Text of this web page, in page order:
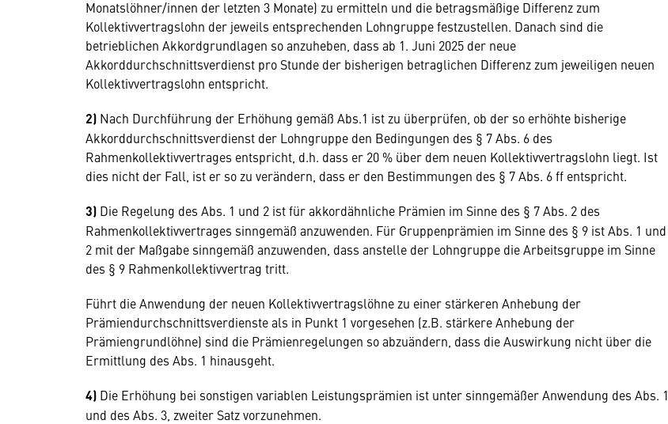
Monatslöhner/innen der letzten 3 Monate) zu ermitteln und die betragsmäßige Differenz zum
Kollektivvertragslohn der jeweils entsprechenden Lohngruppe festzustellen. Danach sind die
betrieblichen Akkordgrundlagen so anzuheben, dass ab 1. Juni 2025 der neue
Akkorddurchschnittsverdienst pro Stunde der bisherigen betraglichen Differenz zum jeweiligen neuen
Kollektivvertragslohn entspricht.
2) Nach Durchführung der Erhöhung gemäß Abs.1 ist zu überprüfen, ob der so erhöhte bisherige
Akkorddurchschnittsverdienst der Lohngruppe den Bedingungen des § 7 Abs. 6 des
Rahmenkollektivvertrages entspricht, d.h. dass er 20 % über dem neuen Kollektivvertragslohn liegt. Ist
dies nicht der Fall, ist er so zu verändern, dass er den Bestimmungen des § 7 Abs. 6 ff entspricht.
3) Die Regelung des Abs. 1 und 2 ist für akkordähnliche Prämien im Sinne des § 7 Abs. 2 des
Rahmenkollektivvertrages sinngemäß anzuwenden. Für Gruppenprämien im Sinne des § 9 ist Abs. 1 und
2 mit der Maßgabe sinngemäß anzuwenden, dass anstelle der Lohngruppe die Arbeitsgruppe im Sinne
des § 9 Rahmenkollektivvertrag tritt.
Führt die Anwendung der neuen Kollektivvertragslöhne zu einer stärkeren Anhebung der
Prämiendurchschnittsverdienste als in Punkt 1 vorgesehen (z.B. stärkere Anhebung der
Prämiengrundlöhne) sind die Prämienregelungen so abzuändern, dass die Auswirkung nicht über die
Ermittlung des Abs. 1 hinausgeht.
4) Die Erhöhung bei sonstigen variablen Leistungsprämien ist unter sinngemäßer Anwendung des Abs. 1
und des Abs. 3, zweiter Satz vorzunehmen.